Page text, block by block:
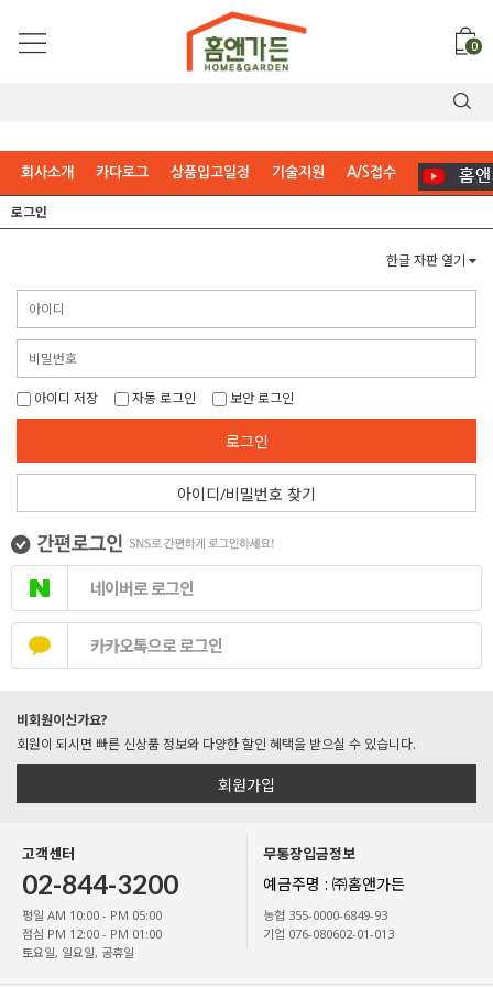
0
회사소개 카다로그 상품입고일정 기술지원 A/S접수
로그인
한글 자판 열기
아이디 저장 자동 로그인 보안 로그인
로그인
아이디/비밀번호 찾기
네이버로 로그인
카카오톡으로 로그인
비회원이신가요?
회원이 되시면 빠른 신상품 정보와 다양한 할인 혜택을 받으실 수 있습니다.
회원가입
고객센터
02-844-3200
평일 AM 10:00 - PM 05:00
점심 PM 12:00 - PM 01:00
토요일, 일요일, 공휴일
무통장입금정보
예금주명 : ㈜홈앤가든
농협 355-0000-6849-93
기업 076-080602-01-013